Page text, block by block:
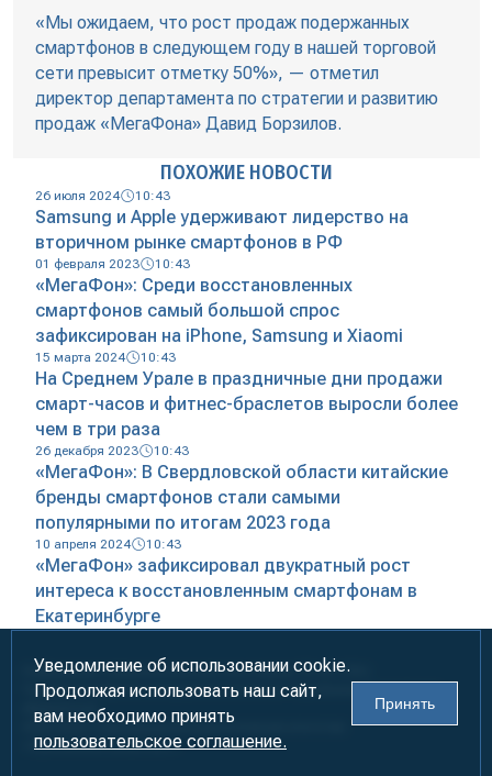
«Мы ожидаем, что рост продаж подержанных
смартфонов в следующем году в нашей торговой
сети превысит отметку 50%», — отметил
директор департамента по стратегии и развитию
продаж «МегаФона» Давид Борзилов.
ПОХОЖИЕ НОВОСТИ
26 июля 2024 10:43
Samsung и Apple удерживают лидерство на
вторичном рынке смартфонов в РФ
01 февраля 2023 10:43
«МегаФон»: Среди восстановленных
смартфонов самый большой спрос
зафиксирован на iPhone, Samsung и Xiaomi
15 марта 2024 10:43
На Среднем Урале в праздничные дни продажи
смарт-часов и фитнес-браслетов выросли более
чем в три раза
26 декабря 2023 10:43
«МегаФон»: В Свердловской области китайские
бренды смартфонов стали самыми
популярными по итогам 2023 года
10 апреля 2024 10:43
«МегаФон» зафиксировал двукратный рост
интереса к восстановленным смартфонам в
Екатеринбурге
Информация предназначена для лиц старше 18 лет (18+)
При использовании материалов ссылка на «УралБизнесКонсалтинг»
2000-2026Информационно-аналитическое агентство
«УралБизнесКонсалтинг»
Уведомление об использовании cookie.
Продолжая использовать наш сайт,
вам необходимо принять
пользовательское соглашение.
Принять